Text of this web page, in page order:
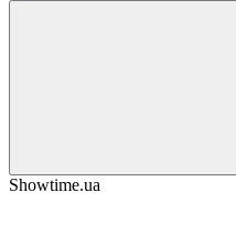
Showtime.ua